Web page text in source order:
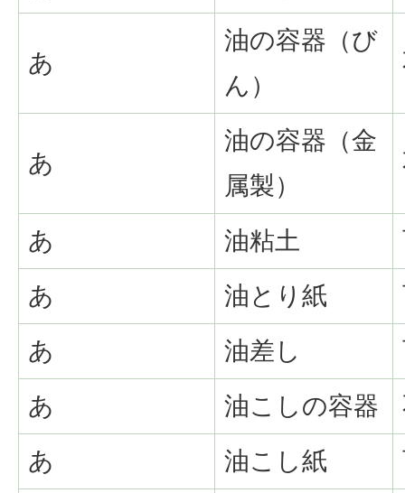
あ
油の容器（び
ん）
あ
油の容器（金
属製）
あ 油粘土
あ
油とり紙
あ
油差し
あ
油こしの容器
あ
油こし紙